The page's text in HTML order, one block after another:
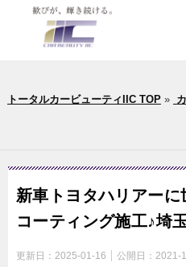
トータルカービューティIIC TOP»
新車トヨタハリアー
コーティング施工♪埼
更新日： 2025-01-16 公開日： 2021-